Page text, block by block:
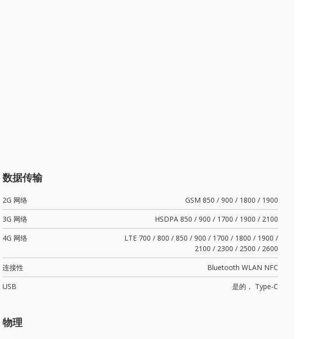
数据传输
2G 网络
GSM 850 / 900 / 1800 / 1900
3G 网络
HSDPA 850 / 900 / 1700 / 1900 / 2100
4G 网络
LTE 700 / 800 / 850 / 900 / 1700 / 1800 / 1900 /
2100 / 2300 / 2500 / 2600
连接性
Bluetooth WLAN NFC
USB
是的， Type-C
物理